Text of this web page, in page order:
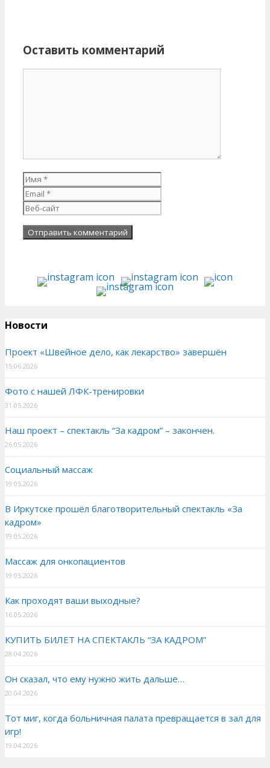
Оставить комментарий
Новости
Проект «Швейное дело, как лекарство» завершён
15.06.2026
Фото с нашей ЛФК-тренировки
31.05.2026
Наш проект – спектакль “За кадром” – закончен.
26.05.2026
Социальный массаж
19.05.2026
В Иркутске прошёл благотворительный спектакль «За
кадром»
19.05.2026
Массаж для онкопациентов
19.05.2026
Как проходят ваши выходные?
16.05.2026
КУПИТЬ БИЛЕТ НА СПЕКТАКЛЬ “ЗА КАДРОМ”
28.04.2026
Он сказал, что ему нужно жить дальше…
20.04.2026
Тот миг, когда больничная палата превращается в зал для
игр!
19.04.2026